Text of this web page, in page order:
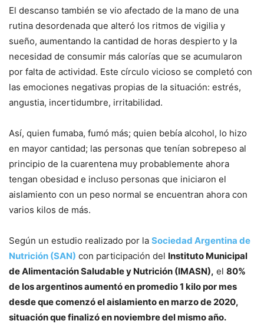
El descanso también se vio afectado de la mano de una
rutina desordenada que alteró los ritmos de vigilia y
sueño, aumentando la cantidad de horas despierto y la
necesidad de consumir más calorías que se acumularon
por falta de actividad. Este círculo vicioso se completó con
las emociones negativas propias de la situación: estrés,
angustia, incertidumbre, irritabilidad.
Así, quien fumaba, fumó más; quien bebía alcohol, lo hizo
en mayor cantidad; las personas que tenían sobrepeso al
principio de la cuarentena muy probablemente ahora
tengan obesidad e incluso personas que iniciaron el
aislamiento con un peso normal se encuentran ahora con
varios kilos de más.
Según un estudio realizado por la Sociedad Argentina de
Nutrición (SAN) con participación del Instituto Municipal
de Alimentación Saludable y Nutrición (IMASN), el 80%
de los argentinos aumentó en promedio 1 kilo por mes
desde que comenzó el aislamiento en marzo de 2020,
situación que finalizó en noviembre del mismo año.